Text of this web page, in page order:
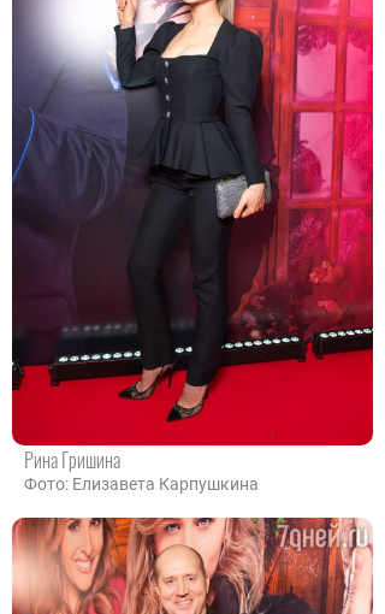
Рина Гришина
Фото: Елизавета Карпушкина